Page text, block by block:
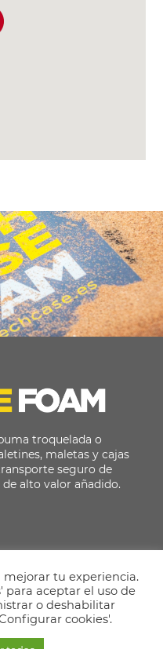
troquelada o
maletas y cajas
seguro de
alto valor añadido.
·Política de privacidad
mejorar tu experiencia.
para aceptar el uso de
o deshabilitar
cookies'.